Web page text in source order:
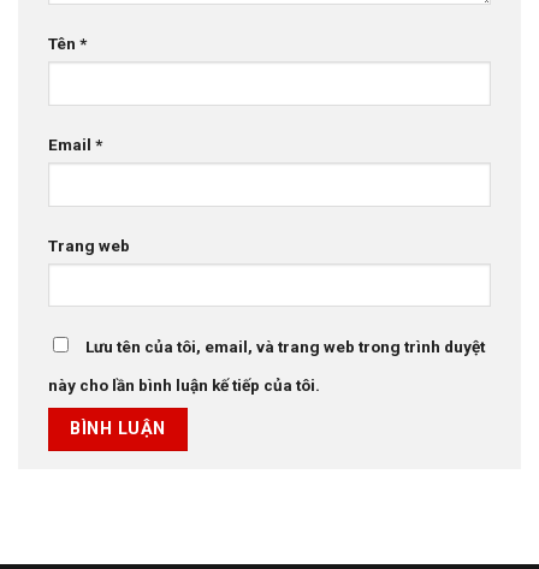
Tên *
Email *
Trang web
Lưu tên của tôi, email, và trang web trong trình duyệt
này cho lần bình luận kế tiếp của tôi.